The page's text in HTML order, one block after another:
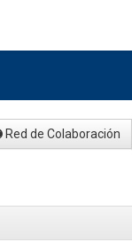
Red de Colaboración